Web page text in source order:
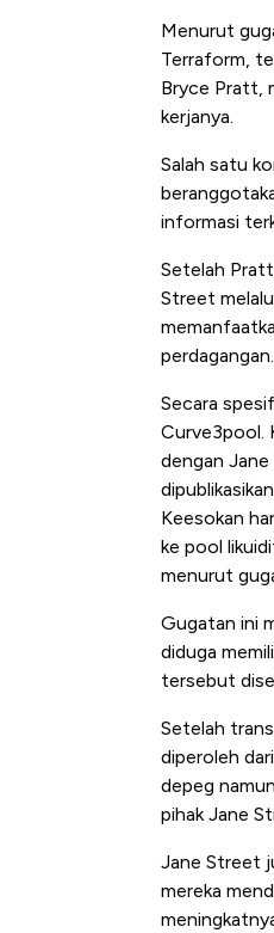
Menurut
Terraform,
Bryce Pratt,
kerjanya.
Salah satu
informasi
Setelah
Street
perdagangan.
Secara
Curve3pool.
dengan
Keesokan
ke pool
menurut
Gugatan ini
diduga
tersebut
Setelah
diperoleh
depeg
pihak Jane
Jane Street
mereka